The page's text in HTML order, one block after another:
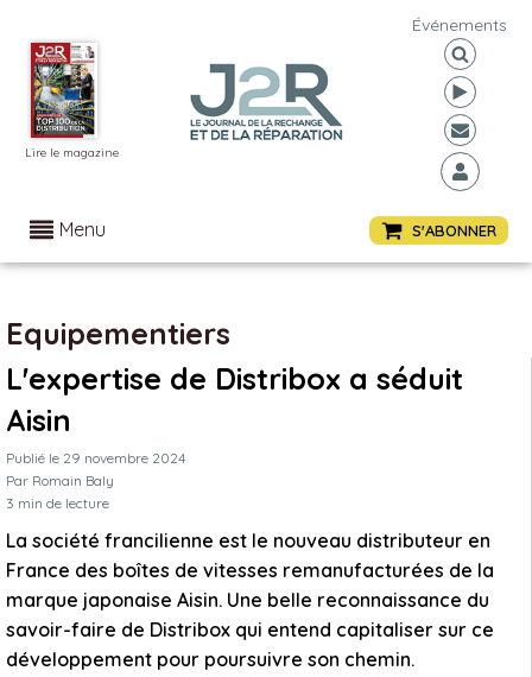
Lire le magazine
Événements
Menu S'ABONNER
Equipementiers
L'expertise de Distribox a séduit
Aisin
Publié le 29 novembre 2024
Par Romain Baly
3 min de lecture
La société francilienne est le nouveau distributeur en
France des boîtes de vitesses remanufacturées de la
marque japonaise Aisin. Une belle reconnaissance du
savoir-faire de Distribox qui entend capitaliser sur ce
développement pour poursuivre son chemin.